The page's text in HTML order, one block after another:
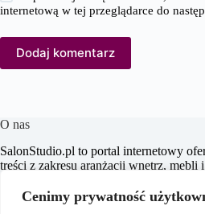
Cenimy prywatność
internetową w tej przeglądarce do
Dodaj komentarz
O nas
SalonStudio.pl to portal internetowy
treści z zakresu aranżacji wnętrz, mebli
celem jest dostarczanie aktualnych
porad oraz inspiracji, które wspierają